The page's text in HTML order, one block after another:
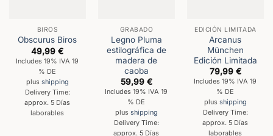
BIROS
Obscurus Biros
49,99€
Includes 19% IVA 19
% DE
plus shipping
Delivery Time:
approx. 5 Días
laborables
GRABADO
Legno Pluma
estilográfica de
madera de
caoba
59,99 €
Includes 19% IVA 19
% DE
plus shipping
Delivery Time:
approx. 5 Días
EDICIÓN LIMITADA
Arcanus
München
Edición Limitada
79,99 €
Includes 19% IVA 19
% DE
plus shipping
Delivery Time:
approx. 5 Días
laborables